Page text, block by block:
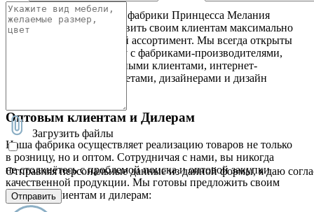
Загрузить файлы
Отправляя персональные данные из данной формы, я даю
Отправить
Одной из главных целей фабрики Принцесса Мелания
это стремление предоставить своим клиентам максимально
широкий и качественный ассортимент. Мы всегда открыты
к новому сотрудничеству с фабриками-производителями,
оптовыми и корпоративными клиентами, интернет-
магазинами и гипермаркетами, дизайнерами и дизайн
Оптовым клиентам и Дилерам
Наша фабрика осуществляет реализацию товаров не только
в розницу, но и оптом. Сотрудничая с нами, вы никогда
не столкнётесь с проблемой поиска и оптовой закупки
качественной продукции. Мы готовы предложить своим
оптовым клиентам и дилерам: